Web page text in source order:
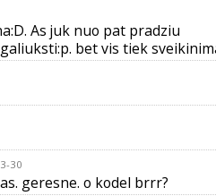
As juk nuo pat pradziu
bet vis tiek
30
geresne. o kodel brrr?